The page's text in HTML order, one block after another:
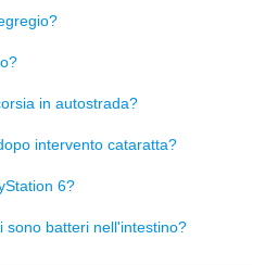
in autostrada?
intervento cataratta?
6?
sono batteri nell'intestino?